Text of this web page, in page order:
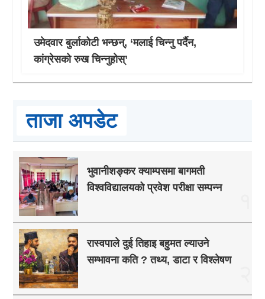
उमेदवार बुर्लाकोटी भन्छन्, ‘मलाई चिन्नु पर्दैन,
कांग्रेसको रुख चिन्नुहोस्’
ताजा अपडेट
भुवानीशङ्कर क्याम्पसमा बागमती
विश्वविद्यालयको प्रवेश परीक्षा सम्पन्न
रास्वपाले दुई तिहाइ बहुमत ल्याउने
सम्भावना कति ? तथ्य, डाटा र विश्लेषण